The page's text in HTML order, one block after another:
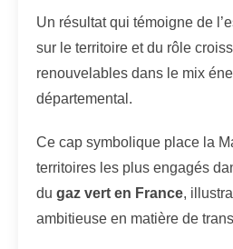
Un résultat qui témoigne de
sur le territoire et du rôle
renouvelables dans le mix
départemental.
Ce cap symbolique place la
territoires les plus engagés
du gaz vert en France,
ambitieuse en matière de